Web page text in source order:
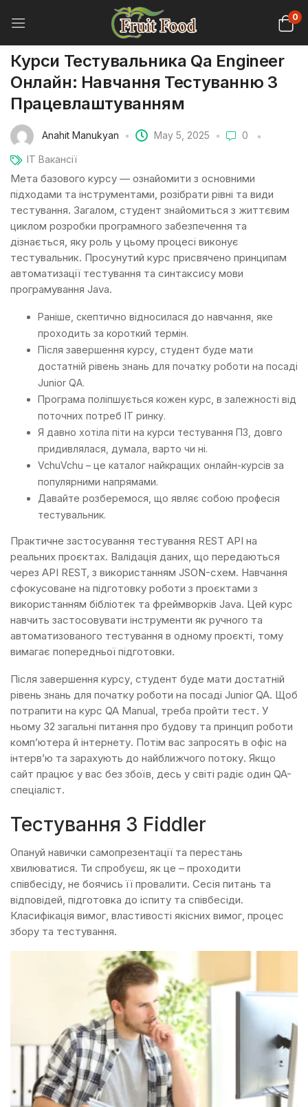
0
Курси Тестувальника Qa Engineer
Онлайн: Навчання Тестуванню З
Працевлаштуванням
Anahit Manukyan May 5, 2025 0
IT Вакансії
Мета базового курсу — ознайомити з основними
підходами та інструментами, розібрати рівні та види
тестування. Загалом, студент знайомиться з життєвим
циклом розробки програмного забезпечення та
дізнається, яку роль у цьому процесі виконує
тестувальник. Просунутий курс присвячено принципам
автоматизації тестування та синтаксису мови
програмування Java.
Раніше, скептично відносилася до навчання, яке
проходить за короткий термін.
Після завершення курсу, студент буде мати
достатній рівень знань для початку роботи на посаді
Junior QA.
Програма поліпшується кожен курс, в залежності від
поточних потреб IT ринку.
Я давно хотіла піти на курси тестування ПЗ, довго
придивлялася, думала, варто чи ні.
VchuVchu – це каталог найкращих онлайн-курсів за
популярними напрямами.
Давайте розберемося, що являє собою професія
тестувальник.
Практичне застосування тестування REST API на
реальних проєктах. Валідація даних, що передаються
через API REST, з використанням JSON-схем. Навчання
сфокусоване на підготовку роботи з проєктами з
використанням бібліотек та фреймворків Java. Цей курс
навчить застосовувати інструменти як ручного та
автоматизованого тестування в одному проєкті, тому
вимагає попередньої підготовки.
Після завершення курсу, студент буде мати достатній
рівень знань для початку роботи на посаді Junior QA. Щоб
потрапити на курс QA Manual, треба пройти тест. У
ньому 32 загальні питання про будову та принцип роботи
комп’ютера й інтернету. Потім вас запросять в офіс на
інтерв’ю та зарахують до найближчого потоку. Якщо
сайт працює у вас без збоїв, десь у світі радіє один QA-
спеціаліст.
Тестування З Fiddler
Опануй навички самопрезентації та перестань
хвилюватися. Ти спробуєш, як це – проходити
співбесіду, не боячись її провалити. Сесія питань та
відповідей, підготовка до іспиту та співбесіди.
Класифікація вимог, властивості якісних вимог, процес
збору та тестування.